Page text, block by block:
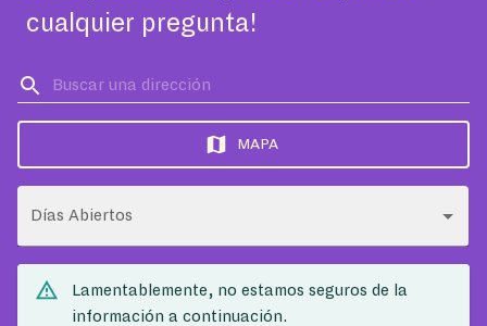
cualquier pregunta!
MAPA
Días Abiertos
Lamentablemente, no estamos seguros de la
información a continuación.